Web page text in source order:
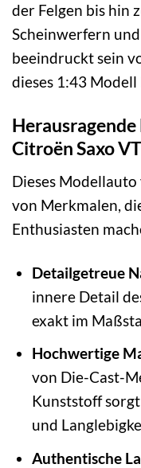
der Felgen bis hin
Scheinwerfern
beeindruckt sein
dieses 1:43
Citroën Saxo
Dieses
von Merkmalen,
Enthusiasten
Detailgetreue
innere Detail
exakt im
Hochwertige
von Die-Cast-
Kunststoff
und
Authentische